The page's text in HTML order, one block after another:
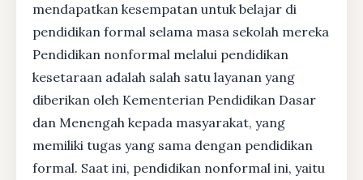
mendapatkan kesempatan untuk belajar di
pendidikan formal selama masa sekolah mereka
Pendidikan nonformal melalui pendidikan
kesetaraan adalah salah satu layanan yang
diberikan oleh Kementerian Pendidikan Dasar
dan Menengah kepada masyarakat, yang
memiliki tugas yang sama dengan pendidikan
formal. Saat ini, pendidikan nonformal ini, yaitu